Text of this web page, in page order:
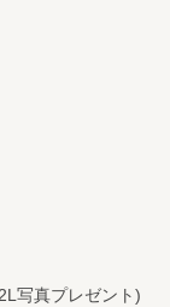
写真プレゼント)